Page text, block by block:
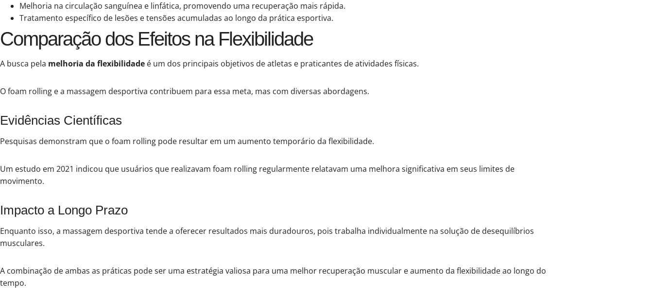
Melhoria na circulação sanguínea e linfática, promovendo uma recuperação mais rápida.
Tratamento específico de lesões e tensões acumuladas ao longo da prática esportiva.
Comparação dos Efeitos na Flexibilidade
A busca pela melhoria da flexibilidade é um dos principais objetivos de atletas e praticantes de atividades físicas.
O foam rolling e a massagem desportiva contribuem para essa meta, mas com diversas abordagens.
Evidências Científicas
Pesquisas demonstram que o foam rolling pode resultar em um aumento temporário da flexibilidade.
Um estudo em 2021 indicou que usuários que realizavam foam rolling regularmente relatavam uma melhora significativa em seus limites de
movimento.
Impacto a Longo Prazo
Enquanto isso, a massagem desportiva tende a oferecer resultados mais duradouros, pois trabalha individualmente na solução de desequilíbrios
musculares.
A combinação de ambas as práticas pode ser uma estratégia valiosa para uma melhor recuperação muscular e aumento da flexibilidade ao longo do
tempo.